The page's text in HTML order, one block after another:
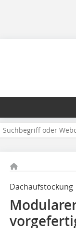
Dachaufstockung